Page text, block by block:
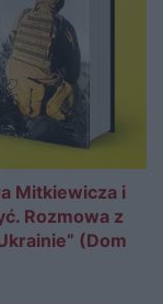
Mitkiewicza i
Rozmowa z
(Dom